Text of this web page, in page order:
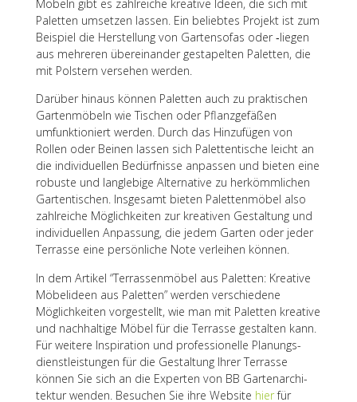
Möbeln gibt es zahl­rei­che krea­tive Ideen, die sich mit
Palet­ten umset­zen lassen. Ein belieb­tes Projekt ist zum
Beispiel die Herstel­lung von Garten­so­fas oder ‑liegen
aus mehre­ren über­ein­an­der gesta­pel­ten Palet­ten, die
mit Pols­tern verse­hen werden.
Darüber hinaus können Palet­ten auch zu prak­ti­schen
Garten­mö­beln wie Tischen oder Pflanz­ge­fä­ßen
umfunk­tio­niert werden. Durch das Hinzu­fü­gen von
Rollen oder Beinen lassen sich Palet­ten­ti­sche leicht an
die indi­vi­du­el­len Bedürf­nisse anpas­sen und bieten eine
robuste und lang­le­bige Alter­na­tive zu herkömm­li­chen
Garten­ti­schen. Insge­samt bieten Palet­ten­mö­bel also
zahl­rei­che Möglich­kei­ten zur krea­ti­ven Gestal­tung und
indi­vi­du­el­len Anpas­sung, die jedem Garten oder jeder
Terrasse eine persön­li­che Note verlei­hen können.
In dem Arti­kel “Terras­sen­mö­bel aus Palet­ten: Krea­tive
Möbel­ideen aus Palet­ten” werden verschie­dene
Möglich­kei­ten vorge­stellt, wie man mit Palet­ten krea­tive
und nach­hal­tige Möbel für die Terrasse gestal­ten kann.
Für weitere Inspi­ra­tion und profes­sio­nelle Planungs­
dienst­leis­tun­gen für die Gestal­tung Ihrer Terrasse
können Sie sich an die Exper­ten von BB Garten­ar­chi­
tek­tur wenden. Besu­chen Sie ihre Website hierfür